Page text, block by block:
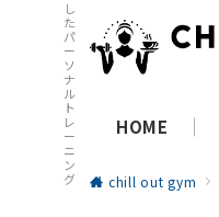
HOME
し
た
パ
ー
ソ
ナ
ル
ト
レ
ー
ニ
ン
グ
chill out gym